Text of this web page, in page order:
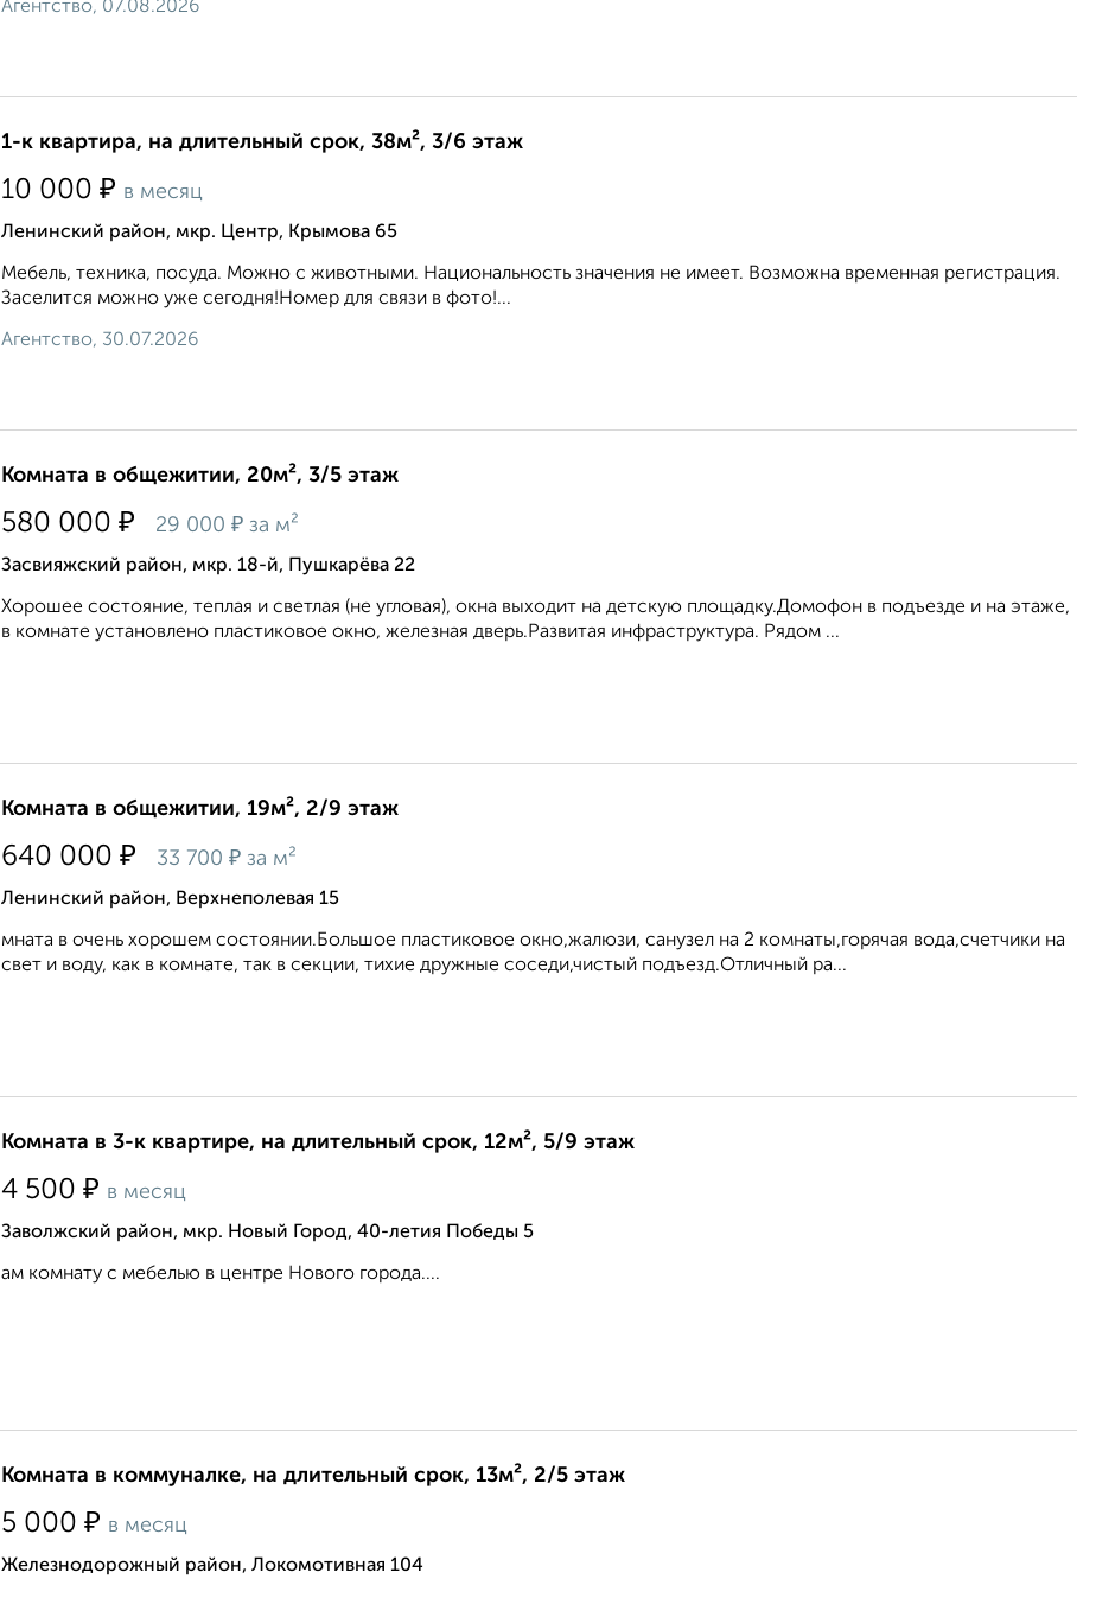
Агентство, 07.08.2026
1-к квартира, на длительный срок, 38м², 3/6 этаж
10 000 ₽ в месяц
Ленинский район, мкр. Центр, Крымова 65
Мебель, техника, посуда. Можно с животными. Национальность значения не имеет. Возможна временная регистрация.
Заселится можно уже сегодня!Номер для связи в фото!...
Агентство, 30.07.2026
Комната в общежитии, 20м², 3/5 этаж
580 000 ₽ 29 000 ₽ за м²
Засвияжский район, мкр. 18-й, Пушкарёва 22
Хорошее состояние, теплая и светлая (не угловая), окна выходит на детскую площадку.Домофон в подъезде и на этаже,
в комнате установлено пластиковое окно, железная дверь.Развитая инфраструктура. Рядом ...
Комната в общежитии, 19м², 2/9 этаж
640 000 ₽ 33 700 ₽ за м²
Ленинский район, Верхнеполевая 15
мната в очень хорошем состоянии.Большое пластиковое окно,жалюзи, санузел на 2 комнаты,горячая вода,счетчики на
свет и воду, как в комнате, так в секции, тихие дружные соседи,чистый подъезд.Отличный ра...
Комната в 3-к квартире, на длительный срок, 12м², 5/9 этаж
4 500 ₽ в месяц
Заволжский район, мкр. Новый Город, 40-летия Победы 5
ам комнату с мебелью в центре Нового города....
Комната в коммуналке, на длительный срок, 13м², 2/5 этаж
5 000 ₽ в месяц
Железнодорожный район, Локомотивная 104